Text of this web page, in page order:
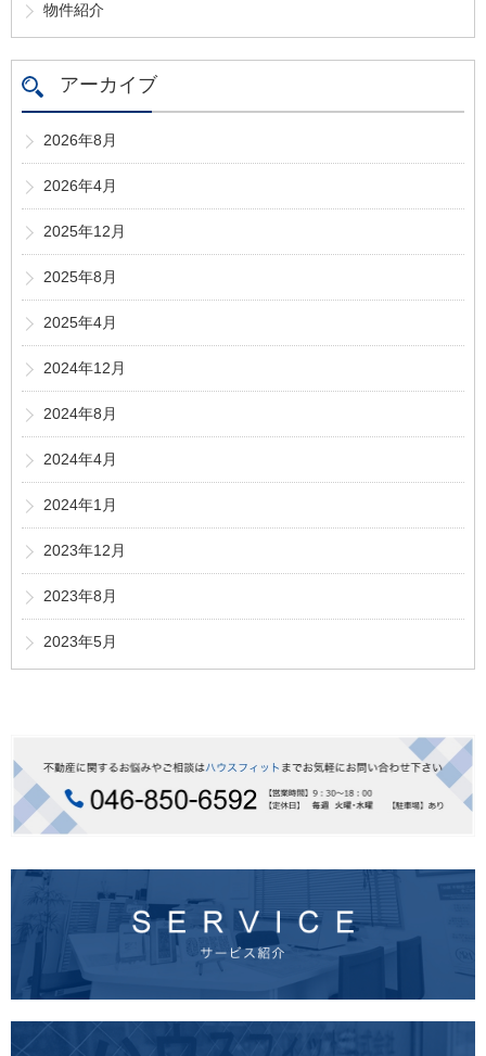
物件紹介
アーカイブ
2026年8月
2026年4月
2025年12月
2025年8月
2025年4月
2024年12月
2024年8月
2024年4月
2024年1月
2023年12月
2023年8月
2023年5月